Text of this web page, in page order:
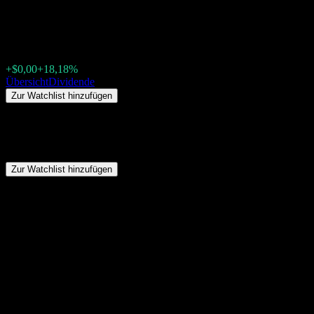
+$0,00+18,18%
ÜbersichtDividende
Zur Watchlist hinzufügen
Zur Watchlist hinzufügen